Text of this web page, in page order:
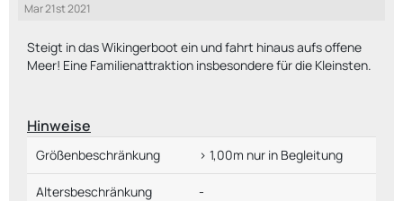
Mar 21st 2021
Steigt in das Wikingerboot ein und fahrt hinaus aufs offene
Meer! Eine Familienattraktion insbesondere für die Kleinsten.
Hinweise
Größenbeschränkung > 1,00m nur in Begleitung
Altersbeschränkung -